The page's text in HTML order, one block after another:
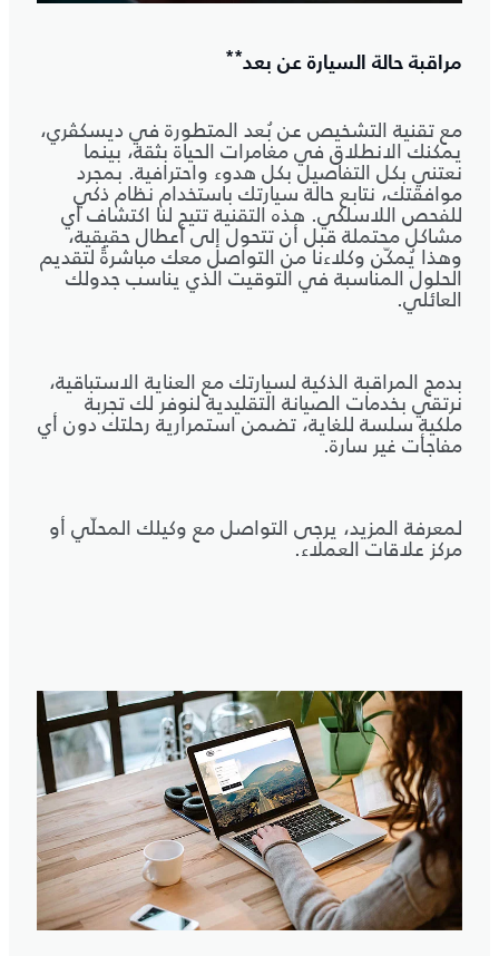
مراقبة حالة السيارة عن بعد**
مع تقنية التشخيص عن بُعد المتطورة في ديسكڤري،
يمكنك الانطلاق في مغامرات الحياة بثقة، بينما
نعتني بكل التفاصيل بكل هدوء واحترافية. بمجرد
موافقتك، نتابع حالة سيارتك باستخدام نظام ذكي
للفحص اللاسلكي. هذه التقنية تتيح لنا اكتشاف أي
مشاكل محتملة قبل أن تتحول إلى أعطال حقيقية،
وهذا يُمكّن وكلاءنا من التواصل معك مباشرةً لتقديم
الحلول المناسبة في التوقيت الذي يناسب جدولك
العائلي.
بدمج المراقبة الذكية لسيارتك مع العناية الاستباقية،
نرتقي بخدمات الصيانة التقليدية لنوفر لك تجربة
ملكية سلسة للغاية، تضمن استمرارية رحلتك دون أي
مفاجأت غير سارة.
لمعرفة المزيد، يرجى التواصل مع وكيلك المحلّي أو
مركز علاقات العملاء.